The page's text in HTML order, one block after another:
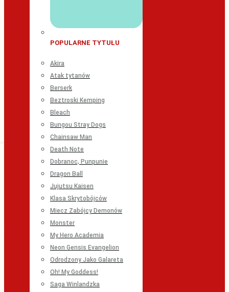
POPULARNE TYTUŁU
Akira
Atak tytanów
Berserk
Beztroski Kemping
Bleach
Bungou Stray Dogs
Chainsaw Man
Death Note
Dobranoc, Punpunie
Dragon Ball
Jujutsu Kaisen
Klasa Skrytobójców
Miecz Zabójcy Demonów
Monster
My Hero Academia
Neon Gensis Evangelion
Odrodzony Jako Galareta
Oh! My Goddess!
Saga Winlandzka